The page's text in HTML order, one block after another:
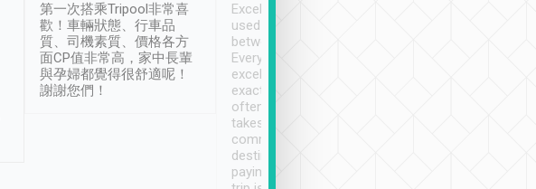
第一次搭乘Tripool非常喜
歡！車輛狀態、行車品
質、司機素質、價格各方
面CP值非常高，家中長輩
與孕婦都覺得很舒適呢！
謝謝您們！
Excellent service. We have
used Tripool to travel
between cities in Taiwan.
Every driver has been
excellent and arrives
exactly on time. As there is
often limited English it
takes the difficulty out of
communicating the
destination details and
paying online prior to the